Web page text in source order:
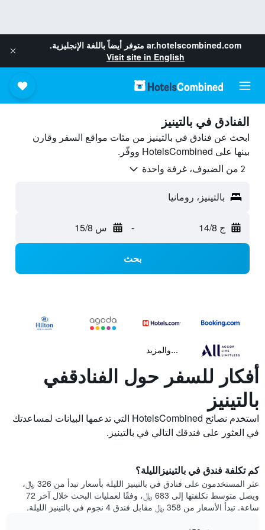
ar.hotelscombined.com متوفر أيضاً باللغة الإنجليزية.
Visit site in English
الفنادق في بالتينيز
ابحث عن فنادق في بالتينيز من مئات مواقع السفر وقارن
بينها على HotelsCombined ووفّر.
2 من الضيوف، غرفة واحدة
بالتينيز، رومانيا
ج 14/8 - س 15/8
بحث
...والمزيد
أفكار للسفر حول الفنادقفي
بالتينيز
استخدم نصائح HotelsCombined التي تدعمها البيانات لمساعدتك
في العثور على فندقك التالي في بالتينيز.
كم تكلفة فندق في بالتينيزالليلة؟
عثر المستخدمون على فنادق في بالتينيز الليلة بأسعار تبدأ من 326 ﷼،
ويصل متوسط تكلفتها إلى 683 ﷼، وفقًا لعمليات البحث خلال آخر 72
ساعة. تبدأ الأسعار من 358 ﷼ مقابل فندق 4 نجوم في بالتينيز الليلة.